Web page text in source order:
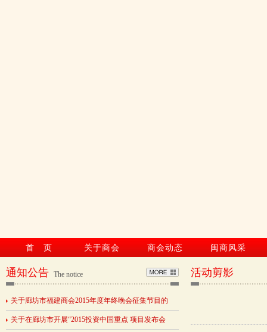
首 页 关于商会 商会动态 闽商风采
通知公告 The notice
关于廊坊市福建商会2015年度年终晚会征集节目的
关于在廊坊市开展“2015投资中国重点 项目发布会
活动剪影